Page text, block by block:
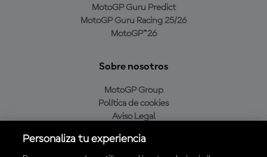
MotoGP Guru Predict
MotoGP Guru Racing 25/26
MotoGP™26
Sobre nosotros
MotoGP Group
Política de cookies
Aviso Legal
Política de compra
Personaliza tu experiencia